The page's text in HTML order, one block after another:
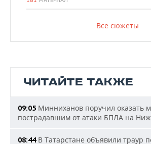
Все сюжеты
ЧИТАЙТЕ ТАКЖЕ
09:05 Минниханов поручил оказать
пострадавшим от атаки БПЛА на
08:44В Татарстане объявили траур